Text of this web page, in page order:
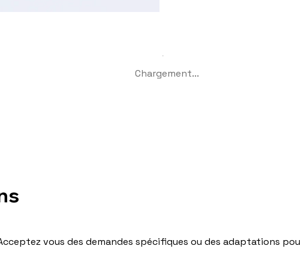
Chargement...
vous des demandes spécifiques ou des adaptations